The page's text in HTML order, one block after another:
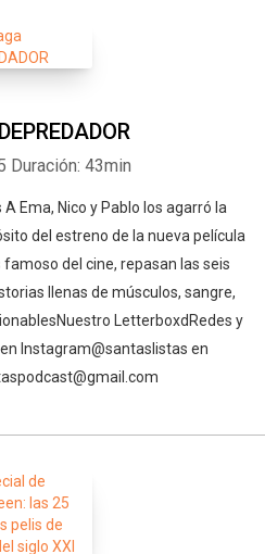
Duración: 43min
Ema, Nico y Pablo los agarró la
del estreno de la nueva película
del cine, repasan las seis
llenas de músculos, sangre,
Letterboxd⁠⁠⁠⁠⁠⁠⁠⁠⁠⁠⁠⁠⁠⁠⁠⁠⁠⁠⁠⁠⁠⁠⁠⁠⁠⁠⁠⁠⁠⁠⁠⁠⁠⁠⁠⁠⁠⁠⁠⁠⁠Redes y
Instagram⁠⁠⁠⁠⁠⁠⁠⁠⁠⁠⁠⁠⁠⁠⁠⁠⁠⁠⁠⁠⁠⁠⁠⁠⁠⁠⁠⁠⁠⁠⁠⁠⁠⁠⁠⁠⁠⁠⁠⁠⁠@santaslistas⁠⁠⁠⁠⁠⁠⁠⁠⁠⁠⁠⁠⁠⁠⁠⁠⁠⁠⁠⁠⁠ en